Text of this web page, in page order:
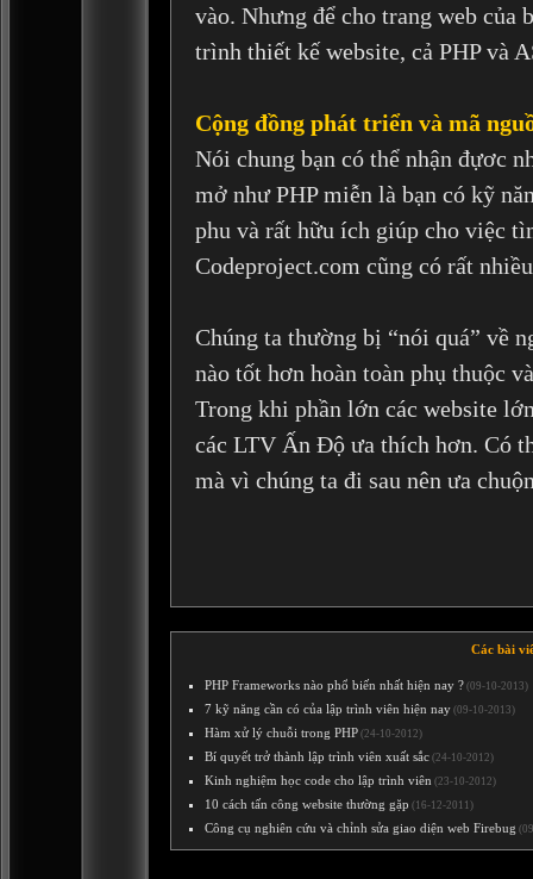
vào. Nhưng để cho trang web
trình thiết kế website, cả PHP và
Cộng đồng phát triển và mã
Nói chung bạn có thể nhận đựơc
mở như PHP miễn là bạn có kỹ
phu và rất hữu ích giúp cho việc
Codeproject.com cũng có rất
Chúng ta thường bị “nói quá” về
nào tốt hơn hoàn toàn phụ thuộc
Trong khi phần lớn các website
các LTV Ấn Độ ưa thích hơn. Có
mà vì chúng ta đi sau nên ưa
Các bài
PHP Frameworks nào phổ biến nhất hiện nay ? (09-10-2013)
7 kỹ năng cần có của lập trình viên hiện nay (09-10-2013)
Hàm xử lý chuỗi trong PHP (24-10-2012)
Bí quyết trở thành lập trình viên xuất sắc (24-10-2012)
Kinh nghiệm học code cho lập trình viên (23-10-2012)
10 cách tấn công website thường gặp (16-12-2011)
Công cụ nghiên cứu và chỉnh sửa giao diện web Firebug